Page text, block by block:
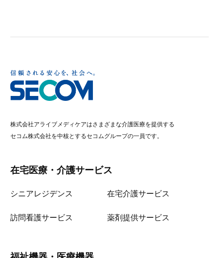
株式会社アライブメディケアはさまざまな介護医療を提供する
セコム株式会社を中核とするセコムグループの一員です。
在宅医療・介護サービス
シニアレジデンス 在宅介護サービス
訪問看護サービス 薬剤提供サービス